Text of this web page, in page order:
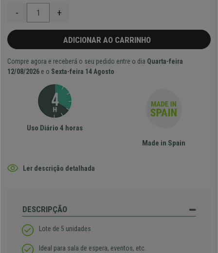
- +
ADICIONAR AO CARRINHO
Compre agora e receberá o seu pedido entre o dia Quarta-feira
12/08/2026 e o Sexta-feira 14 Agosto
Uso Diário 4 horas
Made in Spain
Ler descrição detalhada
DESCRIPÇÃO
Lote de 5 unidades
Ideal para sala de espera, eventos, etc.